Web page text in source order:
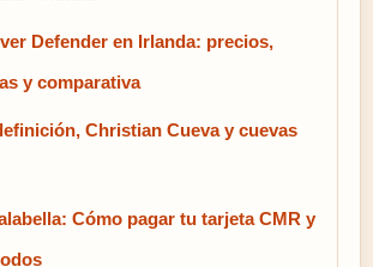
Defender en Irlanda: precios,
y comparativa
Christian Cueva y cuevas
Cómo pagar tu tarjeta CMR y